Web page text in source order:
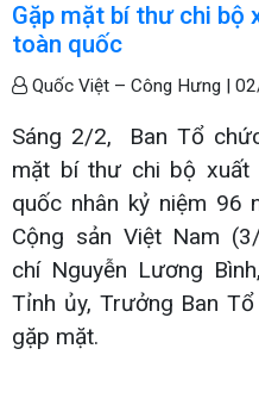
Gặp mặt bí thư chi bộ
toàn quốc
Quốc Việt – Công Hưng |
Sáng 2/2, Ban Tổ
mặt bí thư chi bộ xuất
quốc nhân kỷ niệm 96
Cộng sản Việt Nam
chí Nguyễn Lương
Tỉnh ủy, Trưởng Ban
gặp mặt.